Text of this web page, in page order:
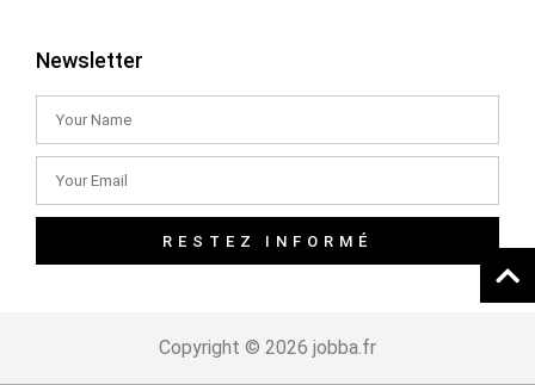
Newsletter
RESTEZ INFORMÉ
Copyright © 2026 jobba.fr